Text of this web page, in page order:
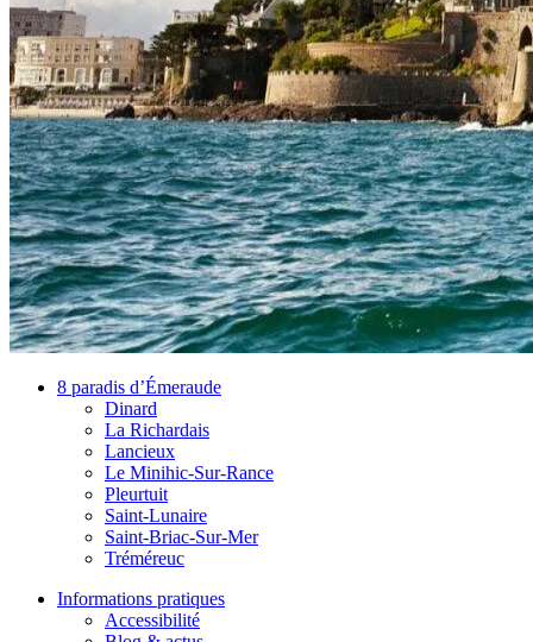
8 paradis d’Émeraude
Dinard
La Richardais
Lancieux
Le Minihic-Sur-Rance
Pleurtuit
Saint-Lunaire
Saint-Briac-Sur-Mer
Tréméreuc
Informations pratiques
Accessibilité